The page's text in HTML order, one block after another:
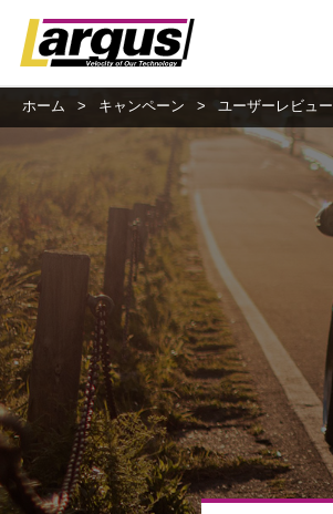
ホーム > キャンペーン > ユーザーレビュー